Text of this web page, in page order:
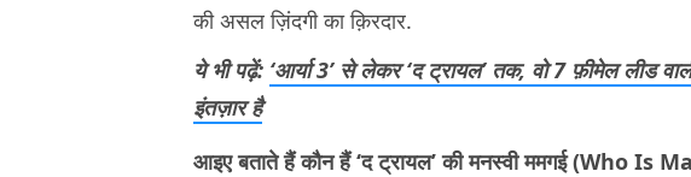
की असल ज़िंदगी का क़िरदार.
ये भी पढ़ें: ‘आर्या 3’ से लेकर ‘द ट्रायल’ तक, वो 7 फ़ीमेल लीड
इंतज़ार है
आइए बताते हैं कौन हैं ‘द ट्रायल’ की मनस्वी ममगई (Who